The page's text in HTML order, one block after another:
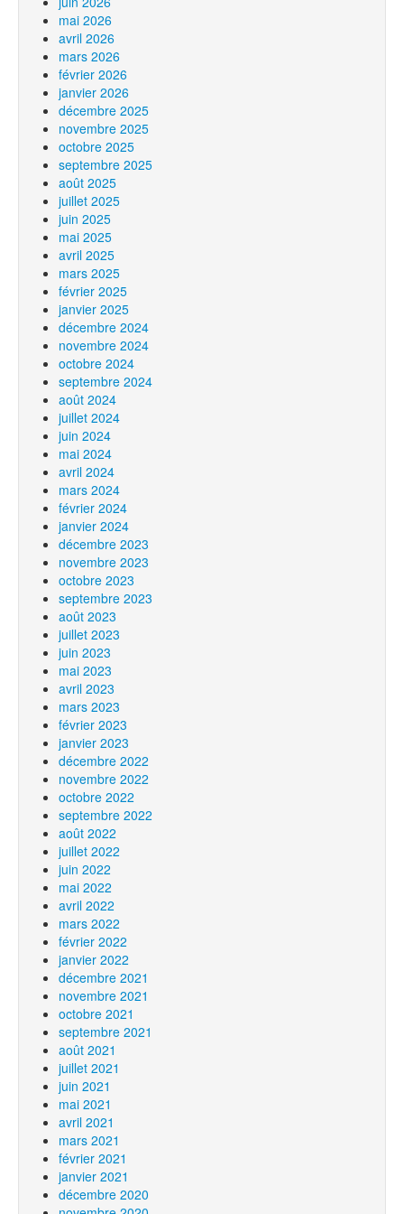
mai 2026
avril 2026
mars 2026
février 2026
janvier 2026
décembre 2025
novembre 2025
octobre 2025
septembre 2025
août 2025
juillet 2025
juin 2025
mai 2025
avril 2025
mars 2025
février 2025
janvier 2025
décembre 2024
novembre 2024
octobre 2024
septembre 2024
août 2024
juillet 2024
juin 2024
mai 2024
avril 2024
mars 2024
février 2024
janvier 2024
décembre 2023
novembre 2023
octobre 2023
septembre 2023
août 2023
juillet 2023
juin 2023
mai 2023
avril 2023
mars 2023
février 2023
janvier 2023
décembre 2022
novembre 2022
octobre 2022
septembre 2022
août 2022
juillet 2022
juin 2022
mai 2022
avril 2022
mars 2022
février 2022
janvier 2022
décembre 2021
novembre 2021
octobre 2021
septembre 2021
août 2021
juillet 2021
juin 2021
mai 2021
avril 2021
mars 2021
février 2021
janvier 2021
décembre 2020